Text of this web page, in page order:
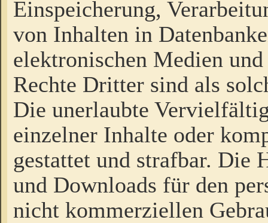
Einspeicherung,
von Inhalten in
elektronischen Medien
Rechte Dritter sind als
Die unerlaubte
einzelner Inhalte oder
gestattet und strafbar. Die
und Downloads für den
nicht kommerziellen